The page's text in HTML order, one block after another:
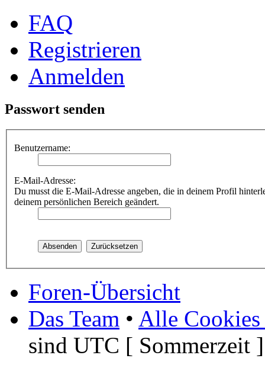
FAQ
Registrieren
Anmelden
Passwort senden
Benutzername:
E-Mail-Adresse:
Du musst die E-Mail-Adresse angeben, die in deinem Profil
deinem persönlichen Bereich geändert.
Foren-Übersicht
Das Team • Alle Cookies
sind UTC [ Sommerzeit ]